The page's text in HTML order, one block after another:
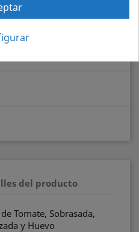
del producto
Tomate, Sobrasada,
y Huevo